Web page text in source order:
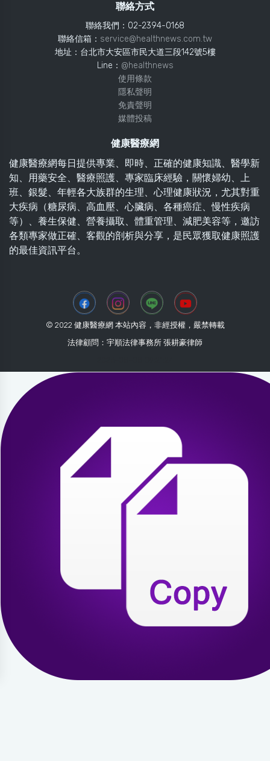
聯絡方式
聯絡我們：02-2394-0168
聯絡信箱： service@healthnews.com.tw
地址：台北市大安區市民大道三段142號5樓
Line： @healthnews
使用條款
隱私聲明
免責聲明
媒體投稿
健康醫療網
健康醫療網每日提供專業、即時、正確的健康知識、醫學新
知、用藥安全、醫療照護、專家臨床經驗，關懷婦幼、上
班、銀髮、年輕各大族群的生理、心理健康狀況，尤其對重
大疾病（糖尿病、高血壓、心臟病、各種癌症、慢性疾病
等）、養生保健、營養攝取、體重管理、減肥美容等，邀訪
各類專家做正確、客觀的剖析與分享，是民眾獲取健康照護
的最佳資訊平台。
© 2022 健康醫療網 本站內容，非經授權，嚴禁轉載
法律顧問：宇順法律事務所 張耕豪律師